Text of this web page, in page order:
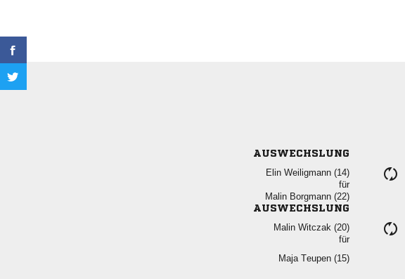
AUSWECHSLUNG
  
für
  
AUSWECHSLUNG
  
für
  